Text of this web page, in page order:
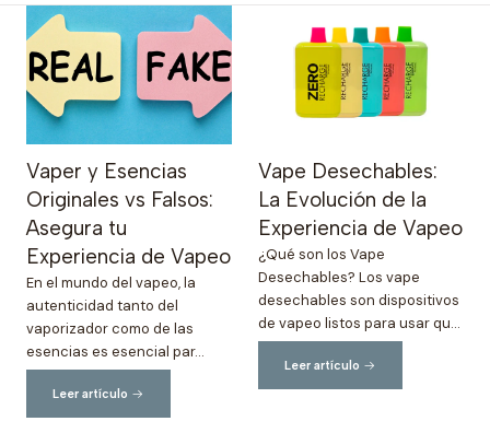
Vaper y Esencias
Originales vs Falsos:
Asegura tu
Experiencia de Vapeo
En el mundo del vapeo, la
autenticidad tanto del
vaporizador como de las
esencias es esencial par...
Leer artículo
Vape Desechables:
La Evolución de la
Experiencia de Vapeo
¿Qué son los Vape
Desechables? Los vape
desechables son dispositivos
de vapeo listos para usar qu...
Leer artículo